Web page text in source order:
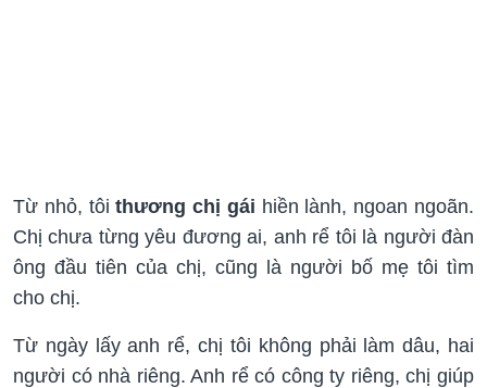
Từ nhỏ, tôi thương chị gái hiền lành, ngoan ngoãn.
Chị chưa từng yêu đương ai, anh rể tôi là người đàn
ông đầu tiên của chị, cũng là người bố mẹ tôi tìm
cho chị.
Từ ngày lấy anh rể, chị tôi không phải làm dâu, hai
người có nhà riêng. Anh rể có công ty riêng, chị giúp